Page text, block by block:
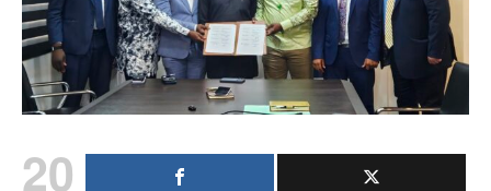
20